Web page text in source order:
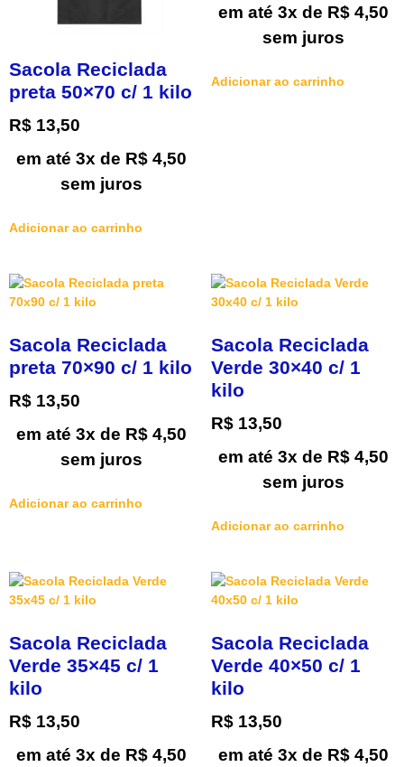
Sacola Reciclada
preta 50×70 c/ 1 kilo
R$ 13,50
em até 3x de R$4,50
sem juros
Adicionar ao carrinho
em até 3x de R$4,50
sem juros
Adicionar ao carrinho
Sacola Reciclada
preta 70×90 c/ 1 kilo
R$ 13,50
em até 3x de R$4,50
sem juros
Adicionar ao carrinho
Sacola Reciclada
Verde 30×40 c/ 1
kilo
R$ 13,50
em até 3x de R$4,50
sem juros
Adicionar ao carrinho
Sacola Reciclada
Verde 35×45 c/ 1
kilo
R$ 13,50
em até 3x de R$4,50
Sacola Reciclada
Verde 40×50 c/ 1
kilo
R$ 13,50
em até 3x de R$4,50